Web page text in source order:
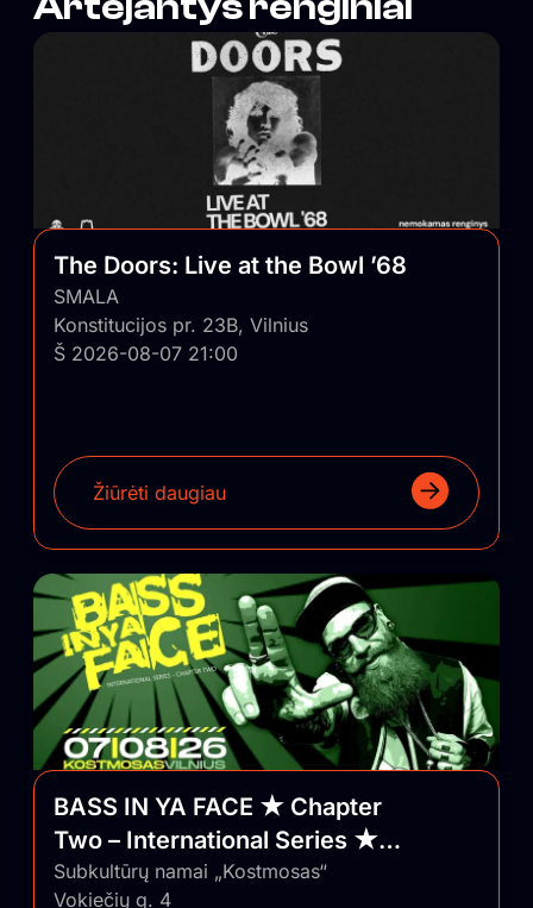
The Doors: Live at the Bowl ’68
SMALA
Konstitucijos pr. 23B, Vilnius
Š 2026-08-07 21:00
Žiūrėti daugiau
BASS IN YA FACE ★ Chapter
Two – International Series ★
Vilnius/Lithuania
Subkultūrų namai „Kostmosas“
Vokiečių g. 4